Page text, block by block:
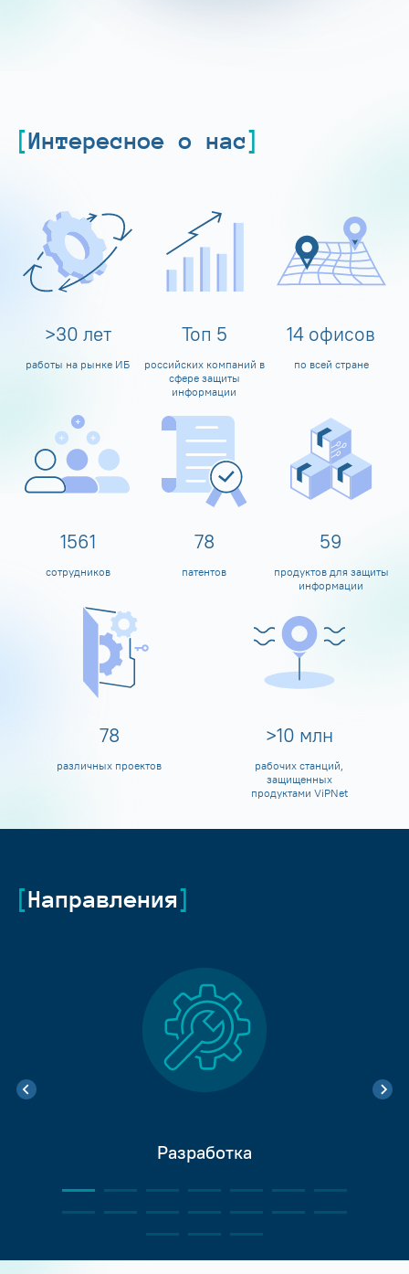
Интересное о нас
>30 лет
работы на рынке ИБ
Топ 5
российских компаний в
сфере защиты
информации
14 офисов
по всей стране
1600
сотрудников
80
патентов
60
продуктов для защиты
информации
80
различных проектов
>10 млн
рабочих станций,
защищенных
продуктами ViPNet
Направления
Разработка